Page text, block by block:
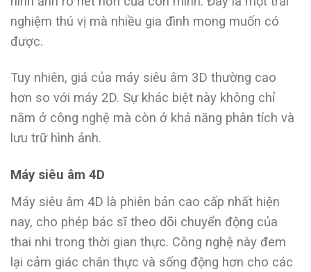
nghiệm thú vị mà nhiều gia đình mong muốn có
được.
Tuy nhiên, giá của máy siêu âm 3D thường cao
hơn so với máy 2D. Sự khác biệt này không chỉ
nằm ở công nghệ mà còn ở khả năng phân tích và
lưu trữ hình ảnh.
Máy siêu âm 4D
Máy siêu âm 4D là phiên bản cao cấp nhất hiện
nay, cho phép bác sĩ theo dõi chuyển động của
thai nhi trong thời gian thực. Công nghệ này đem
lại cảm giác chân thực và sống động hơn cho các